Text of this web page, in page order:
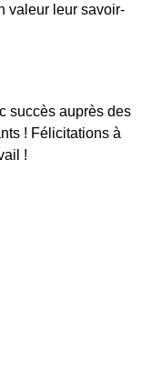
valeur leur savoir-
succès auprès des
! Félicitations à
!